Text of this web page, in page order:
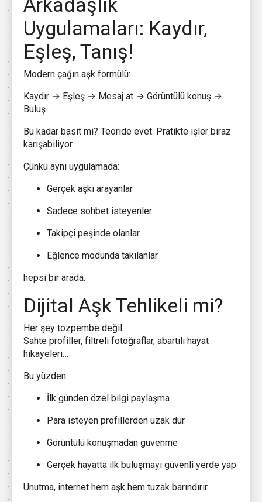
Uygulamaları: Kaydır,
Eşleş, Tanış!
Modern çağın aşk formülü:
Kaydır → Eşleş → Mesaj at → Görüntülü konuş →
Buluş
Bu kadar basit mi? Teoride evet. Pratikte işler biraz
karışabiliyor.
Çünkü aynı uygulamada:
Gerçek aşkı arayanlar
Sadece sohbet isteyenler
Takipçi peşinde olanlar
Eğlence modunda takılanlar
hepsi bir arada.
Dijital Aşk Tehlikeli mi?
Her şey tozpembe değil.
Sahte profiller, filtreli fotoğraflar, abartılı hayat
hikayeleri…
Bu yüzden:
İlk günden özel bilgi paylaşma
Para isteyen profillerden uzak dur
Görüntülü konuşmadan güvenme
Gerçek hayatta ilk buluşmayı güvenli yerde yap
Unutma, internet hem aşk hem tuzak barındırır.